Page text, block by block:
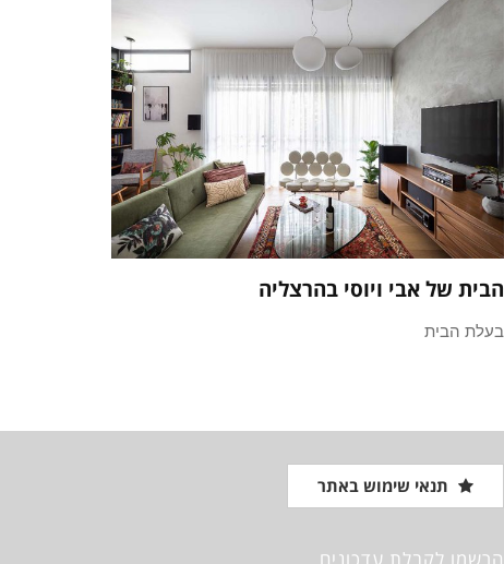
הבית של אבי ויוסי בהרצליה
בעלת הבית
תנאי שימוש באתר